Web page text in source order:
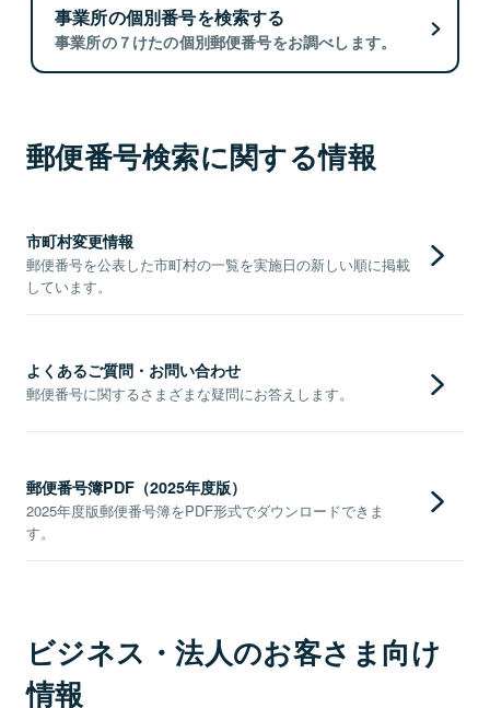
事業所の個別番号を検索する
事業所の７けたの個別郵便番号をお調べします。
郵便番号検索に関する情報
市町村変更情報
郵便番号を公表した市町村の一覧を実施日の新しい順に掲載
しています。
よくあるご質問・お問い合わせ
郵便番号に関するさまざまな疑問にお答えします。
郵便番号簿PDF（2025年度版）
2025年度版郵便番号簿をPDF形式でダウンロードできま
す。
ビジネス・法人のお客さま向け
情報